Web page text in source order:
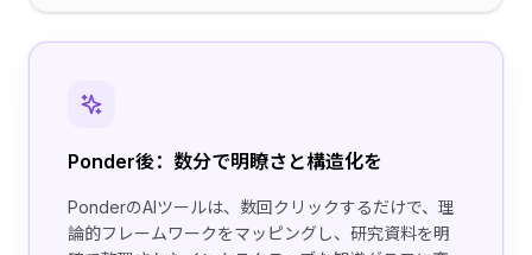
Ponder後：数分で明瞭さと構造化を
PonderのAIツールは、数回クリックするだけで、理
論的フレームワークをマッピングし、研究資料を明